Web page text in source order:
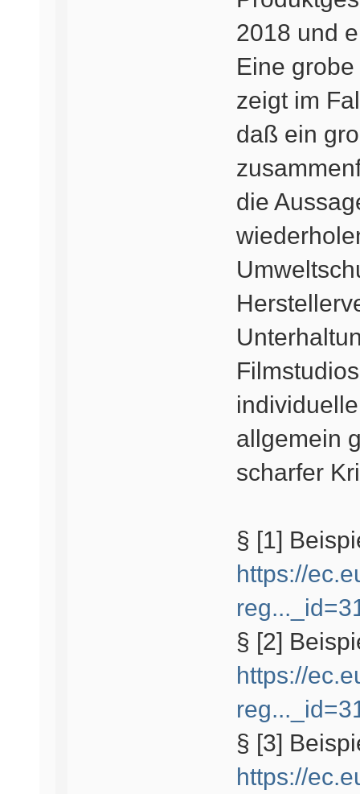
2018 und
Eine
zeigt im
daß ein
die
allgemein
scharfer
§ [1]
https://
§ [2]
https://
§ [3]
https://